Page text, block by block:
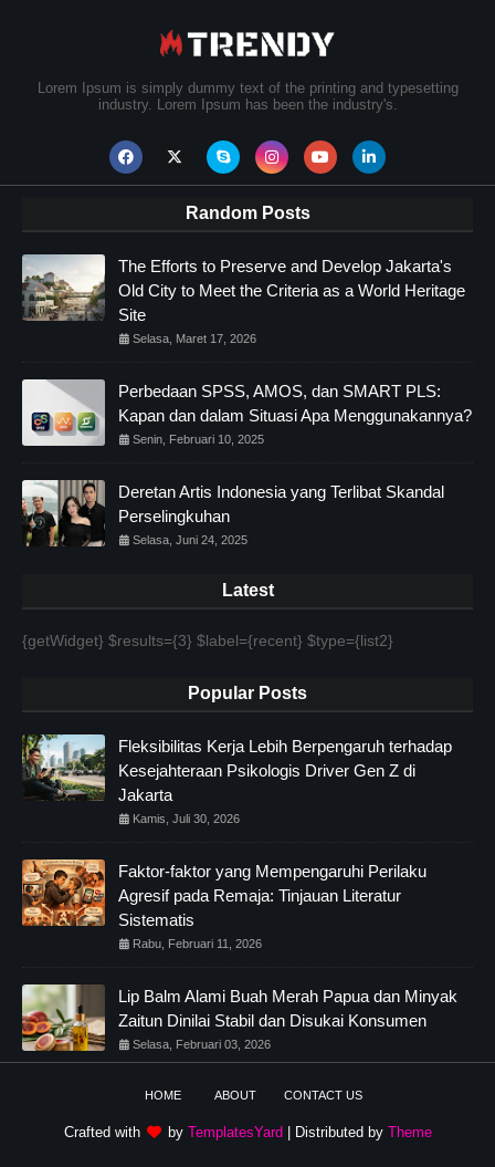
Lorem Ipsum is simply dummy text of the printing and typesetting
industry. Lorem Ipsum has been the industry's.
Random Posts
The Efforts to Preserve and Develop Jakarta's
Old City to Meet the Criteria as a World Heritage
Site
Selasa, Maret 17, 2026
Perbedaan SPSS, AMOS, dan SMART PLS:
Kapan dan dalam Situasi Apa Menggunakannya?
Senin, Februari 10, 2025
Deretan Artis Indonesia yang Terlibat Skandal
Perselingkuhan
Selasa, Juni 24, 2025
Latest
{getWidget} $results={3} $label={recent} $type={list2}
Popular Posts
Fleksibilitas Kerja Lebih Berpengaruh terhadap
Kesejahteraan Psikologis Driver Gen Z di
Jakarta
Kamis, Juli 30, 2026
Faktor-faktor yang Mempengaruhi Perilaku
Agresif pada Remaja: Tinjauan Literatur
Sistematis
Rabu, Februari 11, 2026
Lip Balm Alami Buah Merah Papua dan Minyak
Zaitun Dinilai Stabil dan Disukai Konsumen
Selasa, Februari 03, 2026
HOME ABOUT CONTACT US
Crafted with by TemplatesYard| Distributed by Theme